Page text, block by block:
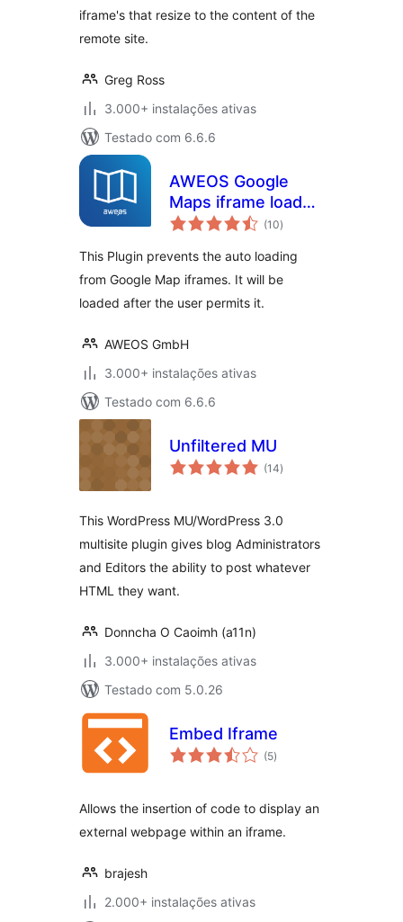
iframe's that resize to the content of the
remote site.
Greg Ross
3.000+ instalações ativas
Testado com 6.6.6
AWEOS Google
Maps iframe load
per click
(10avaliações
totais
)
This Plugin prevents the auto loading
from Google Map iframes. It will be
loaded after the user permits it.
AWEOS GmbH
3.000+ instalações ativas
Testado com 6.6.6
Unfiltered MU
(14avaliações
totais
)
This WordPress MU/WordPress 3.0
multisite plugin gives blog Administrators
and Editors the ability to post whatever
HTML they want.
Donncha O Caoimh (a11n)
3.000+ instalações ativas
Testado com 5.0.26
Embed Iframe
(5avaliações
totais
)
Allows the insertion of code to display an
external webpage within an iframe.
brajesh
2.000+ instalações ativas